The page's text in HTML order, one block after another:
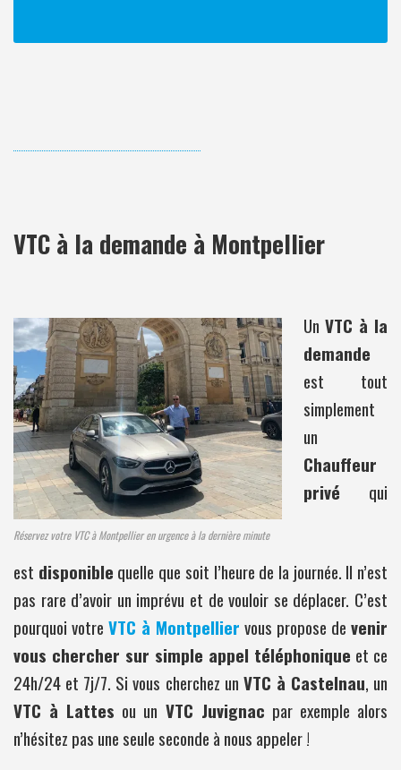
VTC à la demande à Montpellier
Réservez votre VTC à Montpellier en urgence à la dernière minute
Un VTC à la
demande
est tout
simplement
un
Chauffeur
privé qui
est disponible quelle que soit l’heure de la journée. Il n’est
pas rare d’avoir un imprévu et de vouloir se déplacer. C’est
pourquoi votre VTC à Montpellier vous propose de venir
vous chercher sur simple appel téléphonique et ce
24h/24 et 7j/7. Si vous cherchez un VTC à Castelnau, un
VTC à Lattes ou un VTC Juvignac par exemple alors
n’hésitez pas une seule seconde à nous appeler !